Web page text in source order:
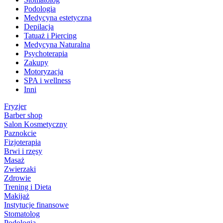
Podologia
Medycyna estetyczna
Depilacja
Tatuaż i Piercing
Medycyna Naturalna
Psychoterapia
Zakupy
Motoryzacja
SPA i wellness
Inni
Fryzjer
Barber shop
Salon Kosmetyczny
Paznokcie
Fizjoterapia
Brwi i rzęsy
Masaż
Zwierzaki
Zdrowie
Trening i Dieta
Makijaż
Instytucje finansowe
Stomatolog